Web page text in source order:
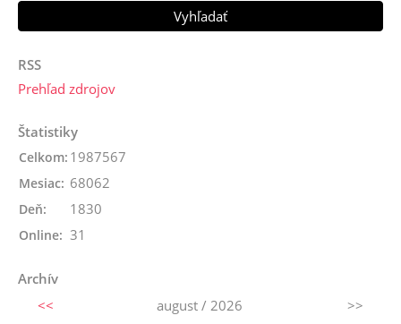
RSS
Prehľad zdrojov
Štatistiky
Online: 31
Celkom: 1987567
Mesiac: 68062
Deň: 1830
Archív
<<
august / 2026 >>